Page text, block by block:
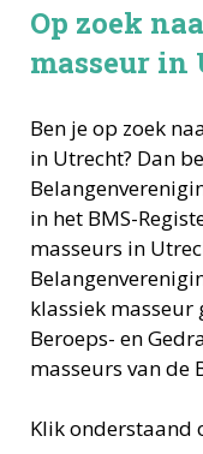
Op zoek
masseur in
Ben je op zoek
in Utrecht? Dan
in het BMS-
masseurs in
klassiek masseur
Beroeps- en
masseurs van de
Klik onderstaand